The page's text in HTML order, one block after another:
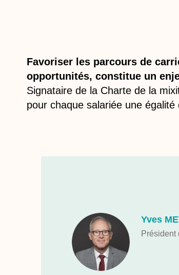
Favoriser les parcours de
opportunités, constitue un
Signataire de la Charte de la
pour chaque salariée une
Yves
Président